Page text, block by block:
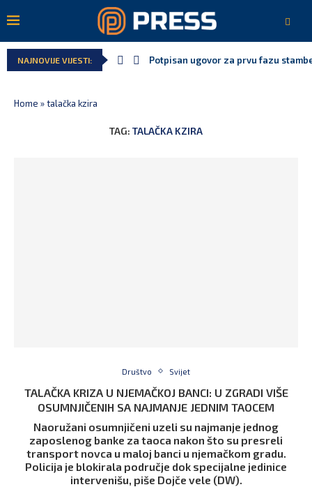
NAJNOVIJE VIJESTI: Potpisan ugovor za prvu fazu
Home »talačka kzira
TAG: TALAČKA KZIRA
Društvo Svijet
TALAČKA KRIZA U NJEMAČKOJ BANCI: U ZGRADI VIŠE
OSUMNJIČENIH SA NAJMANJE JEDNIM TAOCEM
Naoružani osumnjičeni uzeli su najmanje jednog
zaposlenog banke za taoca nakon što su presreli
transport novca u maloj banci u njemačkom gradu.
Policija je blokirala područje dok specijalne jedinice
intervenišu, piše Dojče vele (DW).